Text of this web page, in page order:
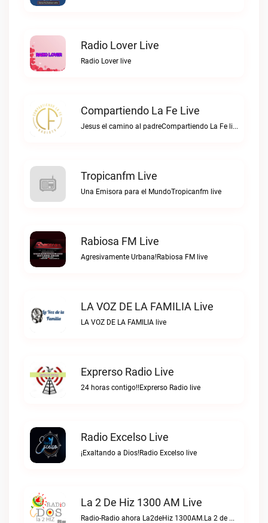
Radio Lover Live
Radio Lover live
Compartiendo La Fe Live
Jesus el camino al padreCompartiendo La Fe live
Tropicanfm Live
Una Emisora para el MundoTropicanfm live
Rabiosa FM Live
Agresivamente Urbana!Rabiosa FM live
LA VOZ DE LA FAMILIA Live
LA VOZ DE LA FAMILIA live
Exprerso Radio Live
24 horas contigo!!Exprerso Radio live
Radio Excelso Live
¡Exaltando a Dios!Radio Excelso live
La 2 De Hiz 1300 AM Live
Radio-Radio ahora La2deHiz 1300AM.La 2 de Hiz 1300 AM live